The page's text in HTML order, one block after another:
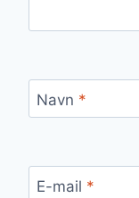
Navn *
E-mail *